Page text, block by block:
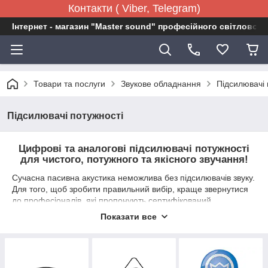
Контакти ( Viber, Telegram)
Інтернет - магазин "Master sound" професійного
Товари та послуги Звукове обладнання Підсилювачі
Підсилювачі потужності
Цифрові та аналогові підсилювачі потужності
для чистого, потужного та якісного звучання!
Сучасна пасивна акустика неможлива без підсилювачів звуку.
Для того, щоб зробити правильний вибір, краще звернутися
до професіоналів, які пропонують сертифікований
оригінальний товар та гарантовану якість від виробника. Наші
У цьому розділі представлені цифрові та аналогові
підсилювачі (залежно від схемотехніки), 2-х та 4-хканальні.
Показати все